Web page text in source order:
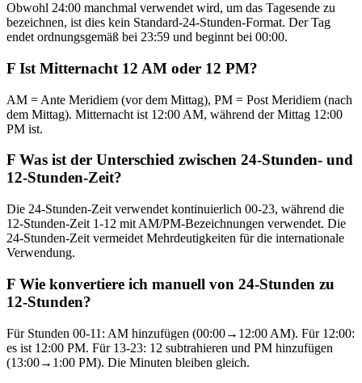
Obwohl 24:00 manchmal verwendet wird, um das Tagesende zu
bezeichnen, ist dies kein Standard-24-Stunden-Format. Der Tag
endet ordnungsgemäß bei 23:59 und beginnt bei 00:00.
F Ist Mitternacht 12 AM oder 12 PM?
AM = Ante Meridiem (vor dem Mittag), PM = Post Meridiem (nach
dem Mittag). Mitternacht ist 12:00 AM, während der Mittag 12:00
PM ist.
F Was ist der Unterschied zwischen 24-Stunden- und
12-Stunden-Zeit?
Die 24-Stunden-Zeit verwendet kontinuierlich 00-23, während die
12-Stunden-Zeit 1-12 mit AM/PM-Bezeichnungen verwendet. Die
24-Stunden-Zeit vermeidet Mehrdeutigkeiten für die internationale
Verwendung.
F Wie konvertiere ich manuell von 24-Stunden zu
12-Stunden?
Für Stunden 00-11: AM hinzufügen (00:00→12:00 AM). Für 12:00:
es ist 12:00 PM. Für 13-23: 12 subtrahieren und PM hinzufügen
(13:00→1:00 PM). Die Minuten bleiben gleich.